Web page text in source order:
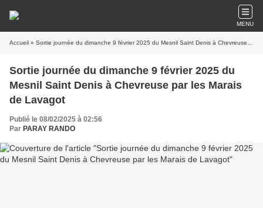
MENU
Accueil » Sortie journée du dimanche 9 février 2025 du Mesnil Saint Denis à Chevreuse par les Marais de Lavagot
Sortie journée du dimanche 9 février 2025 du
Mesnil Saint Denis à Chevreuse par les Marais
de Lavagot
Publié le 08/02/2025 à 02:56
Par PARAY RANDO